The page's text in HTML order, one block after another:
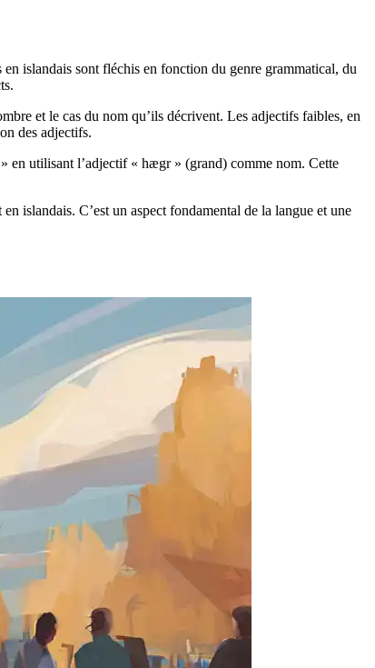
islandais sont fléchis en fonction du genre grammatical, du
et le cas du nom qu’ils décrivent. Les adjectifs faibles, en
des adjectifs.
en utilisant l’adjectif « hægr » (grand) comme nom. Cette
islandais. C’est un aspect fondamental de la langue et une